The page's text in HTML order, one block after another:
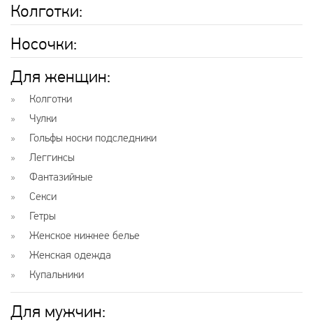
Колготки:
Носочки:
Для женщин:
Колготки
Чулки
Гольфы носки подследники
Леггинсы
Фантазийные
Секси
Гетры
Женское нижнее белье
Женская одежда
Купальники
Для мужчин: